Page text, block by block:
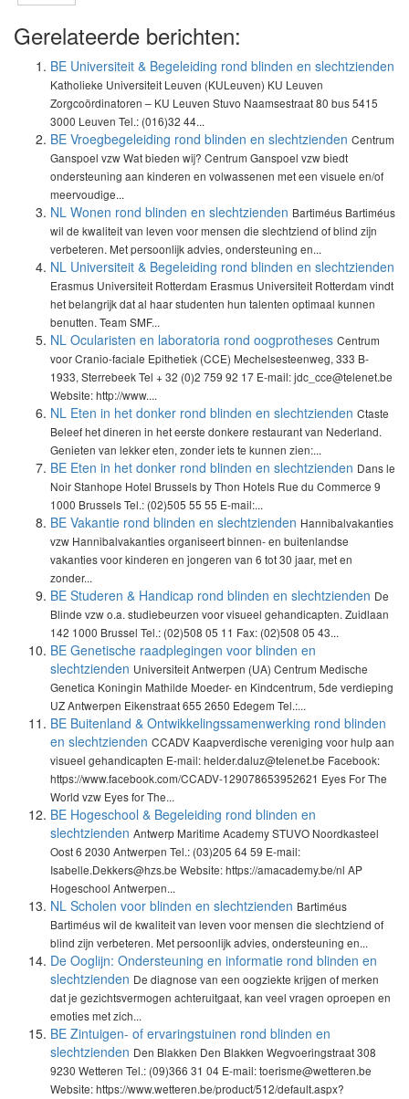
Gerelateerde berichten:
BE Universiteit & Begeleiding rond blinden en slechtzienden
Katholieke Universiteit Leuven (KULeuven) KU Leuven
Zorgcoördinatoren – KU Leuven Stuvo Naamsestraat 80 bus 5415
3000 Leuven Tel.: (016)32 44...
BE Vroegbegeleiding rond blinden en slechtzienden Centrum
Ganspoel vzw Wat bieden wij? Centrum Ganspoel vzw biedt
ondersteuning aan kinderen en volwassenen met een visuele en/of
meervoudige...
NL Wonen rond blinden en slechtzienden Bartiméus Bartiméus
wil de kwaliteit van leven voor mensen die slechtziend of blind zijn
verbeteren. Met persoonlijk advies, ondersteuning en...
NL Universiteit & Begeleiding rond blinden en slechtzienden
Erasmus Universiteit Rotterdam Erasmus Universiteit Rotterdam vindt
het belangrijk dat al haar studenten hun talenten optimaal kunnen
benutten. Team SMF...
NL Ocularisten en laboratoria rond oogprotheses Centrum
voor Cranio-faciale Epithetiek (CCE) Mechelsesteenweg, 333 B-
1933, Sterrebeek Tel + 32 (0)2 759 92 17 E-mail: jdc_cce@telenet.be
Website: http://www....
NL Eten in het donker rond blinden en slechtzienden Ctaste
Beleef het dineren in het eerste donkere restaurant van Nederland.
Genieten van lekker eten, zonder iets te kunnen zien:...
BE Eten in het donker rond blinden en slechtzienden Dans le
Noir Stanhope Hotel Brussels by Thon Hotels Rue du Commerce 9
1000 Brussels Tel.: (02)505 55 55 E-mail:...
BE Vakantie rond blinden en slechtzienden Hannibalvakanties
vzw Hannibalvakanties organiseert binnen- en buitenlandse
vakanties voor kinderen en jongeren van 6 tot 30 jaar, met en
zonder...
BE Studeren & Handicap rond blinden en slechtzienden De
Blinde vzw o.a. studiebeurzen voor visueel gehandicapten. Zuidlaan
142 1000 Brussel Tel.: (02)508 05 11 Fax: (02)508 05 43...
BE Genetische raadplegingen voor blinden en
slechtzienden Universiteit Antwerpen (UA) Centrum Medische
Genetica Koningin Mathilde Moeder- en Kindcentrum, 5de verdieping
UZ Antwerpen Eikenstraat 655 2650 Edegem Tel.:...
BE Buitenland & Ontwikkelingssamenwerking rond blinden
en slechtzienden CCADV Kaapverdische vereniging voor hulp aan
visueel gehandicapten E-mail: helder.daluz@telenet.be Facebook:
https://www.facebook.com/CCADV-129078653952621 Eyes For The
World vzw Eyes for The...
BE Hogeschool & Begeleiding rond blinden en
slechtzienden Antwerp Maritime Academy STUVO Noordkasteel
Oost 6 2030 Antwerpen Tel.: (03)205 64 59 E-mail:
Isabelle.Dekkers@hzs.be Website: https://amacademy.be/nl AP
Hogeschool Antwerpen...
NL Scholen voor blinden en slechtzienden Bartiméus
Bartiméus wil de kwaliteit van leven voor mensen die slechtziend of
blind zijn verbeteren. Met persoonlijk advies, ondersteuning en...
De Ooglijn: Ondersteuning en informatie rond blinden en
slechtzienden De diagnose van een oogziekte krijgen of merken
dat je gezichtsvermogen achteruitgaat, kan veel vragen oproepen en
emoties met zich...
BE Zintuigen- of ervaringstuinen rond blinden en
slechtzienden Den Blakken Den Blakken Wegvoeringstraat 308
9230 Wetteren Tel.: (09)366 31 04 E-mail: toerisme@wetteren.be
Website: https://www.wetteren.be/product/512/default.aspx?